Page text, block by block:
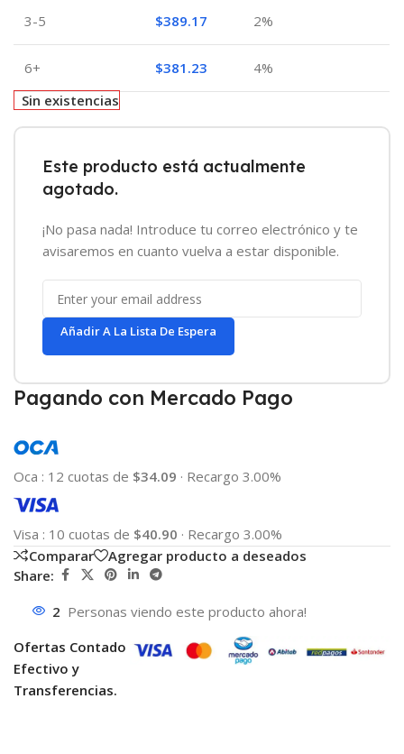
3-5 $389.17 2%
6+ $381.23
4%
Sin existencias
Este producto está actualmente
agotado.
¡No pasa nada! Introduce tu correo electrónico y te
avisaremos en cuanto vuelva a estar disponible.
Añadir A La Lista De Espera
Pagando con Mercado Pago
Oca : 12 cuotas de $34.09 · Recargo 3.00%
Visa : 10 cuotas de $40.90 · Recargo 3.00%
Comparar
Agregar producto a deseados
Share:
2 Personas viendo este producto ahora!
Ofertas Contado
Efectivo y
Transferencias.